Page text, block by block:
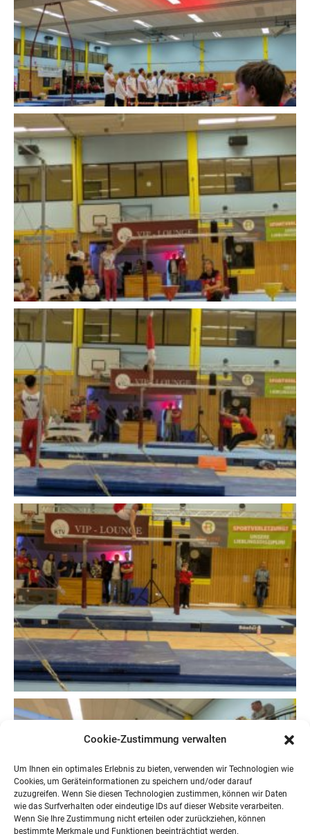
Cookie-Zustimmung verwalten
Um Ihnen ein optimales Erlebnis zu bieten, verwenden wir Technologien wie
Cookies, um Geräteinformationen zu speichern und/oder darauf
zuzugreifen. Wenn Sie diesen Technologien zustimmen, können wir Daten
wie das Surfverhalten oder eindeutige IDs auf dieser Website verarbeiten.
Wenn Sie Ihre Zustimmung nicht erteilen oder zurückziehen, können
bestimmte Merkmale und Funktionen beeinträchtigt werden.